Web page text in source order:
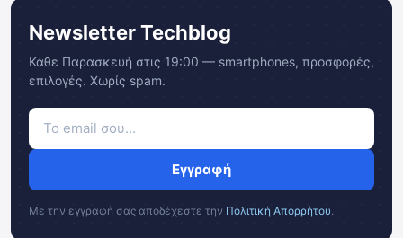
Newsletter Techblog
Κάθε Παρασκευή στις 19:00 — smartphones, προσφορές,
επιλογές. Χωρίς spam.
Εγγραφή
Με την εγγραφή σας αποδέχεστε την Πολιτική Απορρήτου.